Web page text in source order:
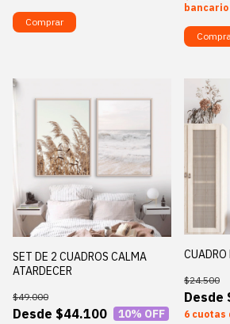
Comprar
bancario
SET DE 2 CUADROS CALMA
ATARDECER
$44.100
$49.000
10% OFF
$24.500
6